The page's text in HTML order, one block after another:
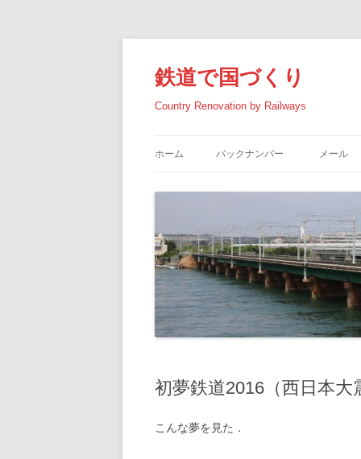
テ
ン
ツ
へ
ス
鉄道で国づくり
Country Renovation by Railways
ホーム バックナンバー
2025年の記事
2024年の記事
2023年の記事
2022年の記事
2020年の記事
メール
初夢鉄道2016（西日本大
こんな夢を見た．